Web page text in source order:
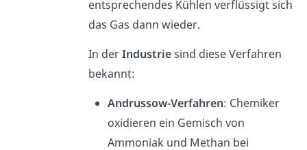
entsprechendes Kühlen verflüssigt sich
das Gas dann wieder.
In derIndustriesind diese Verfahren
bekannt:
Andrussow-Verfahren: Chemiker
oxidieren ein Gemisch von
Ammoniak und Methan bei